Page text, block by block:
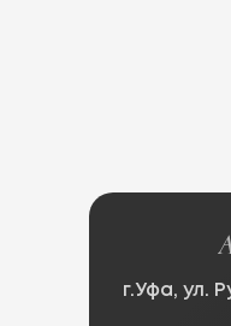
г.Уфа, ул.